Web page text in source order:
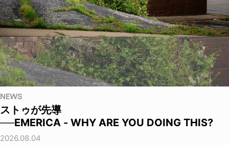
NEWS
ストゥが先導
──EMERICA - WHY ARE YOU DOING THIS?
2026.08.04